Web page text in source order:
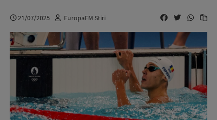
21/07/2025 EuropaFM Stiri